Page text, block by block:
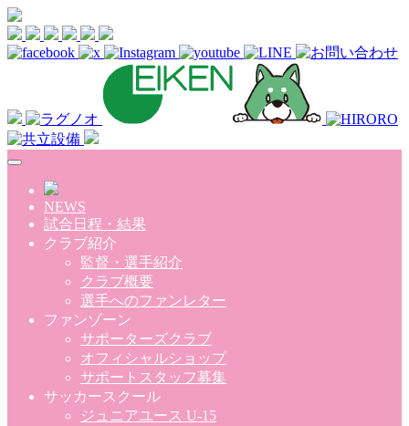
Skip to main content
NEWS
試合日程・結果
クラブ紹介
監督・選手紹介
クラブ概要
選手へのファンレター
ファンゾーン
サポーターズクラブ
オフィシャルショップ
サポートスタッフ募集
サッカースクール
ジュニアユース U-15